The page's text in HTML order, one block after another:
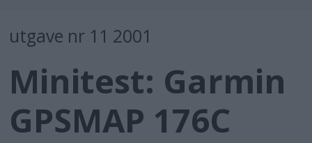
Arkiv
Video
utgave nr 11 2001
Minitest: Garmin
GPSMAP 176C